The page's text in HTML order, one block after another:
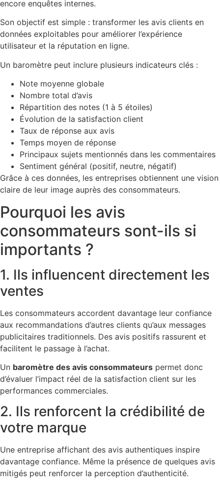
encore enquêtes internes.
Son objectif est simple : transformer les avis clients en
données exploitables pour améliorer l’expérience
utilisateur et la réputation en ligne.
Un baromètre peut inclure plusieurs indicateurs clés :
Note moyenne globale
Nombre total d’avis
Répartition des notes (1 à 5 étoiles)
Évolution de la satisfaction client
Taux de réponse aux avis
Temps moyen de réponse
Principaux sujets mentionnés dans les commentaires
Sentiment général (positif, neutre, négatif)
Grâce à ces données, les entreprises obtiennent une vision
claire de leur image auprès des consommateurs.
Pourquoi les avis
consommateurs sont-ils si
importants ?
1. Ils influencent directement les
ventes
Les consommateurs accordent davantage leur confiance
aux recommandations d’autres clients qu’aux messages
publicitaires traditionnels. Des avis positifs rassurent et
facilitent le passage à l’achat.
Un baromètre des avis consommateurs permet donc
d’évaluer l’impact réel de la satisfaction client sur les
performances commerciales.
2. Ils renforcent la crédibilité de
votre marque
Une entreprise affichant des avis authentiques inspire
davantage confiance. Même la présence de quelques avis
mitigés peut renforcer la perception d’authenticité.